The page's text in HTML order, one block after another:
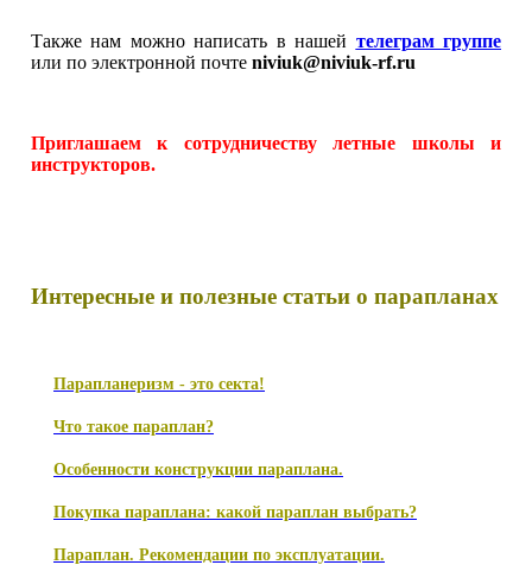
Также нам можно написать в нашей телеграм группе
или по электронной почте niviuk@niviuk-rf.ru
Приглашаем к сотрудничеству летные школы и
инструкторов.
Интересные и полезные статьи о парапланах
Парапланеризм - это секта!
Что такое параплан?
Особенности конструкции параплана.
Покупка параплана: какой параплан выбрать?
Параплан. Рекомендации по эксплуатации.